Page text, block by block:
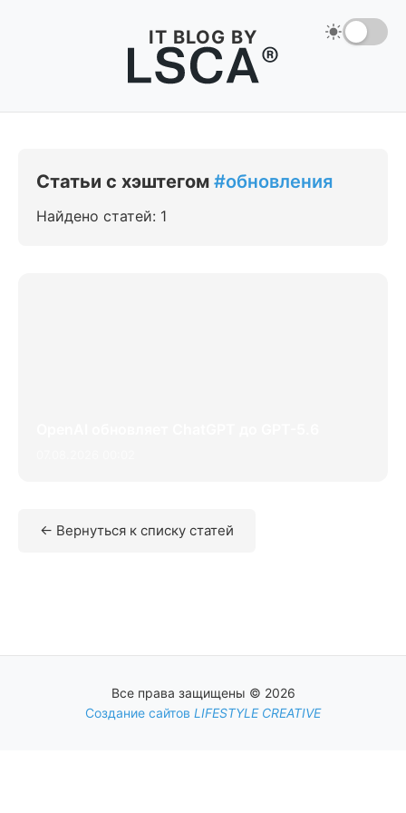
IT BLOG BY
Статьи с хэштегом #обновления
Найдено статей: 1
← Вернуться к списку статей
Все права защищены © 2026
Создание сайтов LIFESTYLE CREATIVE